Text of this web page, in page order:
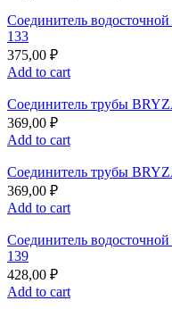
Соединитель
133
375,00 ₽
Add to cart
Соединитель трубы
369,00 ₽
Add to cart
Соединитель трубы
369,00 ₽
Add to cart
Соединитель
139
428,00 ₽
Add to cart